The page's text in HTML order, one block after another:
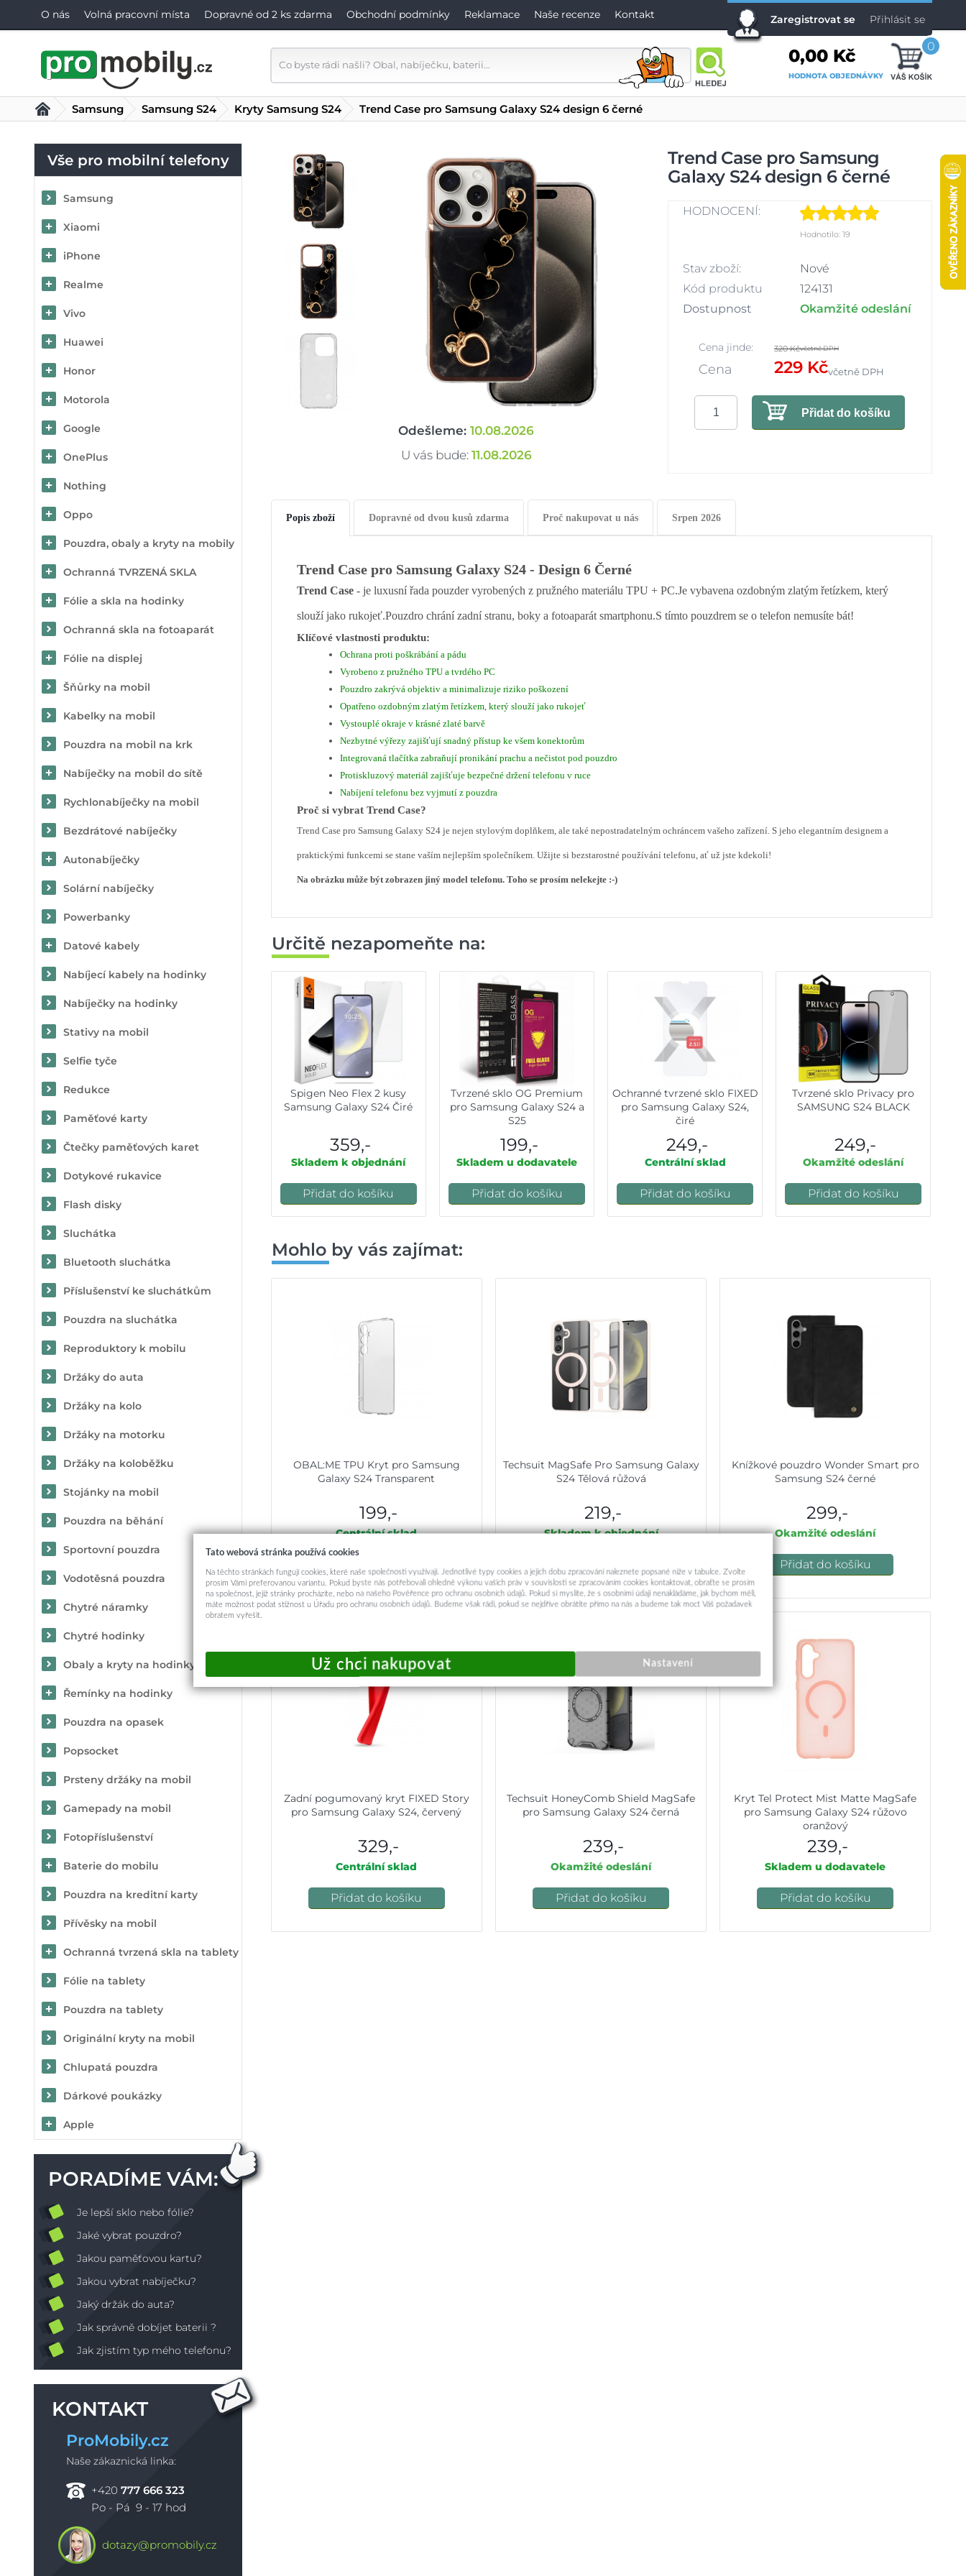
O nás Volná pracovní místa Dopravné od 2 ks zdarma Obchodní podmínky Reklamace Naše recenze Kontakt Zaregistrovat se Přihlásit se
0,00 Kč
HODNOTA OBJEDNÁVKY
0
Vše pro mobilní telefony
Samsung
Xiaomi
iPhone
Realme
Vivo
Huawei
Honor
Motorola
Google
OnePlus
Nothing
Oppo
Pouzdra, obaly a kryty na mobily
Ochranná TVRZENÁ SKLA
Fólie a skla na hodinky
Ochranná skla na fotoaparát
Fólie na displej
Šňůrky na mobil
Kabelky na mobil
Pouzdra na mobil na krk
Nabíječky na mobil do sítě
Rychlonabíječky na mobil
Bezdrátové nabíječky
Autonabíječky
Solární nabíječky
Powerbanky
Datové kabely
Nabíjecí kabely na hodinky
Nabíječky na hodinky
Stativy na mobil
Selfie tyče
Redukce
Paměťové karty
Čtečky paměťových karet
Dotykové rukavice
Flash disky
Sluchátka
Bluetooth sluchátka
Příslušenství ke sluchátkům
Pouzdra na sluchátka
Reproduktory k mobilu
Držáky do auta
Držáky na kolo
Držáky na motorku
Držáky na koloběžku
Stojánky na mobil
Pouzdra na běhání
Sportovní pouzdra
Vodotěsná pouzdra
Chytré náramky
Chytré hodinky
Obaly a kryty na hodinky
Řemínky na hodinky
Pouzdra na opasek
Popsocket
Prsteny držáky na mobil
Gamepady na mobil
Fotopříslušenství
Baterie do mobilu
Pouzdra na kreditní karty
Přívěsky na mobil
Ochranná tvrzená skla na tablety
Fólie na tablety
Pouzdra na tablety
Originální kryty na mobil
Chlupatá pouzdra
Dárkové poukázky
Apple
PORADÍME VÁM:
Je lepší sklo nebo fólie?
Jaké vybrat pouzdro?
Jakou paměťovou kartu?
Jakou vybrat nabíječku?
Jaký držák do auta?
Jak správně dobíjet baterii ?
Jak zjistím typ mého telefonu?
KONTAKT
ProMobily.cz
Naše zákaznická linka:
+420 777 666 323
Po - Pá 9 - 17 hod
dotazy@promobily.cz
Samsung Samsung S24 Kryty Samsung S24 Trend Case pro Samsung Galaxy S24 design 6 černé
Odešleme:10.08.2026
U vás bude: 11.08.2026
Trend Case pro Samsung
Galaxy S24 design 6 černé
HODNOCENÍ:
Hodnotilo: 19
Stav zboží:
Nové
Kód produktu
124131
Dostupnost
Okamžité odeslání
Cena jinde: 320 Kčvčetně DPH
Cena 229 Kčvčetně DPH
Přidat do košíku
Popis zboží Dopravné od dvou kusů zdarma Proč nakupovat u nás Srpen 2026
Trend Case pro Samsung Galaxy S24 - Design 6 Černé
Trend Case - je luxusní řada pouzder vyrobených z pružného materiálu TPU + PC.Je vybavena ozdobným zlatým řetízkem, který
slouží jako rukojeť.Pouzdro chrání zadní stranu, boky a fotoaparát smartphonu.S tímto pouzdrem se o telefon nemusíte bát!
Klíčové vlastnosti produktu:
Ochrana proti poškrábání a pádu
Vyrobeno z pružného TPU a tvrdého PC
Pouzdro zakrývá objektiv a minimalizuje riziko poškození
Opatřeno ozdobným zlatým řetízkem, který slouží jako rukojeť
Vystouplé okraje v krásné zlaté barvě
Nezbytné výřezy zajišťují snadný přístup ke všem konektorům
Integrovaná tlačítka zabraňují pronikání prachu a nečistot pod pouzdro
Protiskluzový materiál zajišťuje bezpečné držení telefonu v ruce
Nabíjení telefonu bez vyjmutí z pouzdra
Proč si vybrat Trend Case?
Trend Case pro Samsung Galaxy S24 je nejen stylovým doplňkem, ale také nepostradatelným ochráncem vašeho zařízení. S jeho elegantním designem a
praktickými funkcemi se stane vaším nejlepším společníkem. Užijte si bezstarostné používání telefonu, ať už jste kdekoli!
Na obrázku může být zobrazen jiný model telefonu. Toho se prosím nelekejte :-)
Určitě nezapomeňte na:
Spigen Neo Flex 2 kusy
Samsung Galaxy S24 Čiré
359,-
Skladem k objednání
Přidat do košíku
Tvrzené sklo OG Premium
pro Samsung Galaxy S24 a
S25
199,-
Skladem u dodavatele
Přidat do košíku
Ochranné tvrzené sklo FIXED
pro Samsung Galaxy S24,
čiré
249,-
Centrální sklad
Přidat do košíku
Tvrzené sklo Privacy pro
SAMSUNG S24 BLACK
249,-
Okamžité odeslání
Přidat do košíku
Mohlo by vás zajímat:
OBAL:ME TPU Kryt pro Samsung
Galaxy S24 Transparent
199,-
Centrální sklad
Techsuit MagSafe Pro Samsung Galaxy
S24 Tělová růžová
219,-
Skladem k objednání
Knížkové pouzdro Wonder Smart pro
Samsung S24 černé
299,-
Okamžité odeslání
Přidat do košíku
Zadní pogumovaný kryt FIXED Story
pro Samsung Galaxy S24, červený
329,-
Centrální sklad
Přidat do košíku
Techsuit HoneyComb Shield MagSafe
pro Samsung Galaxy S24 černá
239,-
Okamžité odeslání
Přidat do košíku
Kryt Tel Protect Mist Matte MagSafe
pro Samsung Galaxy S24 růžovo
oranžový
239,-
Skladem u dodavatele
Přidat do košíku
Tato webová stránka používá cookies
Na těchto stránkách fungují cookies, které naše společnosti využívají. Jednotlivé typy cookies a jejich dobu zpracování naleznete popsané níže v tabulce. Zvolte
prosím Vámi preferovanou variantu. Pokud byste nás potřebovali ohledně výkonu vašich práv v souvislosti se zpracováním cookies kontaktovat, obraťte se prosím
na společnost, jejíž stránky procházíte, nebo na našeho Pověřence pro ochranu osobních údajů. Pokud si myslíte, že s osobními údaji nenakládáme, jak bychom měli,
máte možnost podat stížnost u Úřadu pro ochranu osobních údajů. Budeme však rádi, pokud se nejdříve obrátíte přímo na nás a budeme tak moct Váš požadavek
obratem vyřešit.
Nastavení